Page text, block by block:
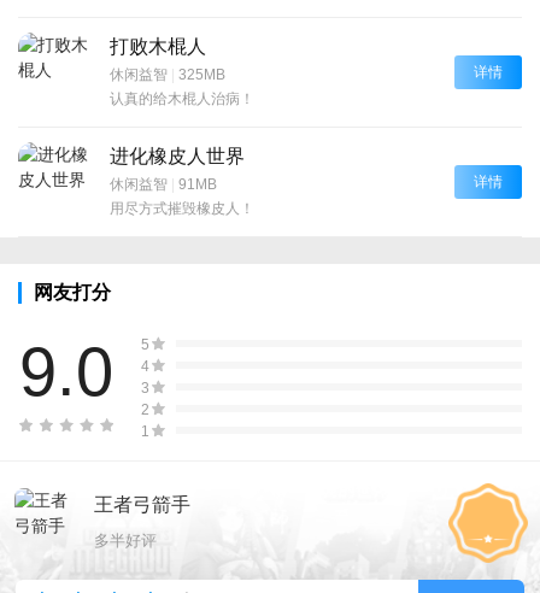
打败木棍人
休闲益智 | 325MB
认真的给木棍人治病！
详情
进化橡皮人世界
休闲益智 | 91MB
用尽方式摧毁橡皮人！
详情
网友打分
9.0
5
4
3
2
1
王者弓箭手
多半好评